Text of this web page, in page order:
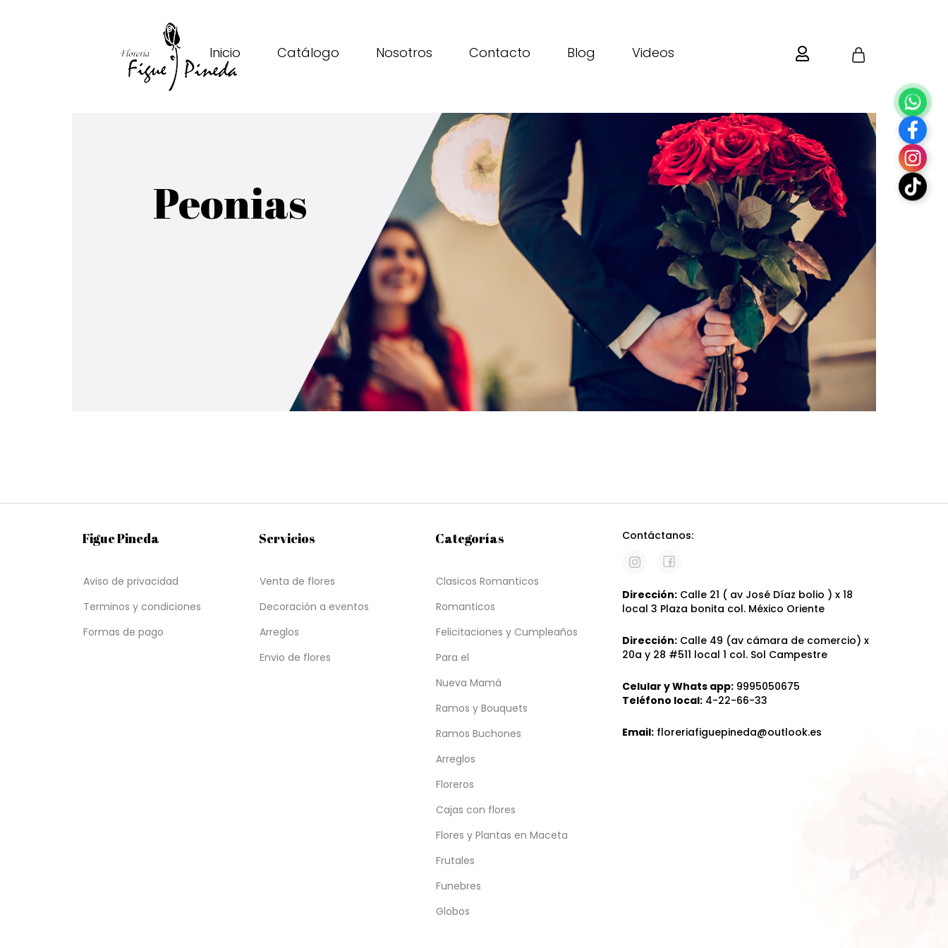
Inicio Catálogo Nosotros Contacto Blog Videos
Peonias
Figue Pineda
Aviso de privacidad
Terminos y condiciones
Formas de pago
Servicios
Venta de flores
Decoración a eventos
Arreglos
Envio de flores
Categorías
Clasicos Romanticos
Romanticos
Felicitaciones y Cumpleaños
Para el
Nueva Mamá
Ramos y Bouquets
Ramos Buchones
Arreglos
Floreros
Cajas con flores
Flores y Plantas en Maceta
Frutales
Funebres
Globos
Contáctanos:
Dirección: Calle 21 ( av José Díaz bolio ) x 18
local 3 Plaza bonita col. México Oriente
Dirección: Calle 49 (av cámara de comercio) x
20a y 28 #511 local 1 col. Sol Campestre
Celular y Whats app: 9995050675
Teléfono local: 4-22-66-33
Email: floreriafiguepineda@outlook.es